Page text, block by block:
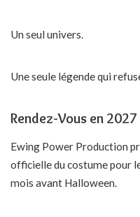
Un seul univers.
Une seule légende qui
Rendez-Vous en 2027
Ewing Power Production
officielle du costume pour
mois avant Halloween.